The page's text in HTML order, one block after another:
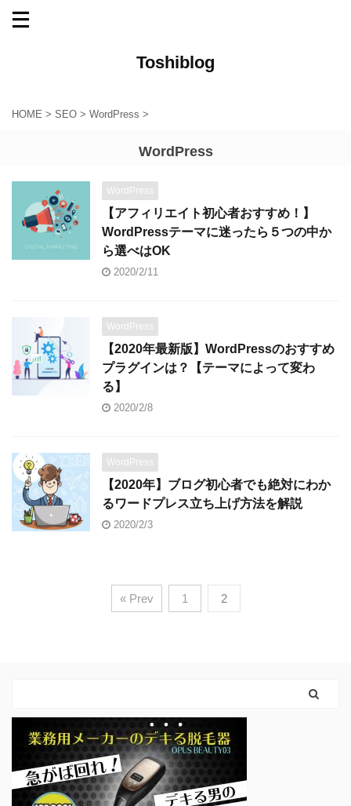
Toshiblog
HOME > SEO > WordPress >
WordPress
WordPress
【アフィリエイト初心者おすすめ！】
WordPressテーマに迷ったら５つの中か
ら選べはOK
2020/2/11
WordPress
【2020年最新版】WordPressのおすすめ
プラグインは？【テーマによって変わ
る】
2020/2/8
WordPress
【2020年】ブログ初心者でも絶対にわか
るワードプレス立ち上げ方法を解説
2020/2/3
« Prev 1 2